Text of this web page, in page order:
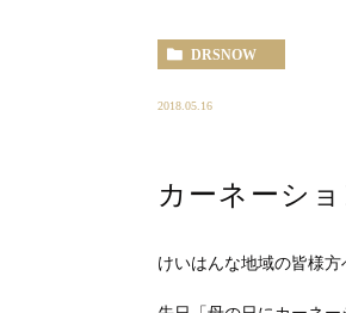
DRSNOW
2018.05.16
カーネーシ
けいはんな地域の皆様方